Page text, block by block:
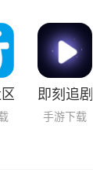
2025即刻追
手游下载